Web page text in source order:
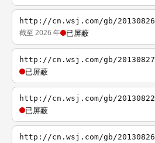
http://cn.wsj.com/gb/
截至 2026 年 已屏蔽
http://cn.wsj.com/gb/
已屏蔽
http://cn.wsj.com/gb/20130822/
已屏蔽
http://cn.wsj.com/gb/